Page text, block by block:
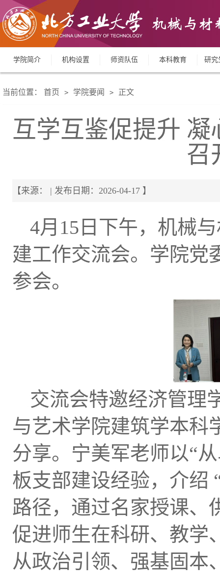
学院简介 机构设置 师资队伍 本科教育 研究
当前位置： 首页 > 学院要闻 > 正文
互学互鉴促提升
召
【来源： | 发布日期：2026-04-17 】
4月15日下午，机械
建工作交流会。学院党
参会。
交流会特邀经济管理
与艺术学院建筑学本科
分享。宁美军老师以“
板支部建设经验，介绍
路径，通过名家授课、
促进师生在科研、教学
从政治引领、强基固本